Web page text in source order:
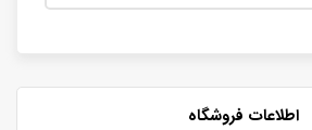
اطلاعات فروشگاه